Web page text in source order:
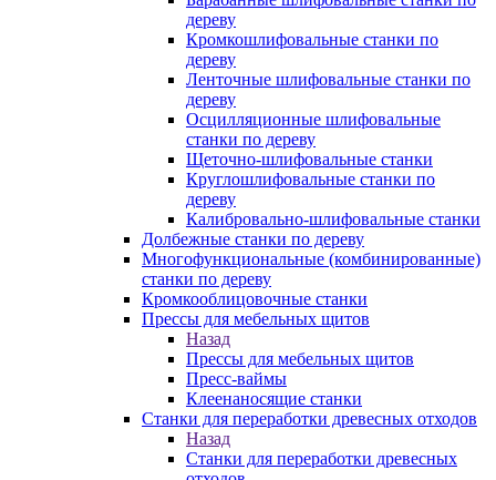
дереву
Кромкошлифовальные станки по
дереву
Ленточные шлифовальные станки по
дереву
Осцилляционные шлифовальные
станки по дереву
Щеточно-шлифовальные станки
Круглошлифовальные станки по
дереву
Калибровально-шлифовальные станки
Долбежные станки по дереву
Многофункциональные (комбинированные)
станки по дереву
Кромкооблицовочные станки
Прессы для мебельных щитов
Назад
Прессы для мебельных щитов
Пресс-ваймы
Клеенаносящие станки
Станки для переработки древесных отходов
Назад
Станки для переработки древесных